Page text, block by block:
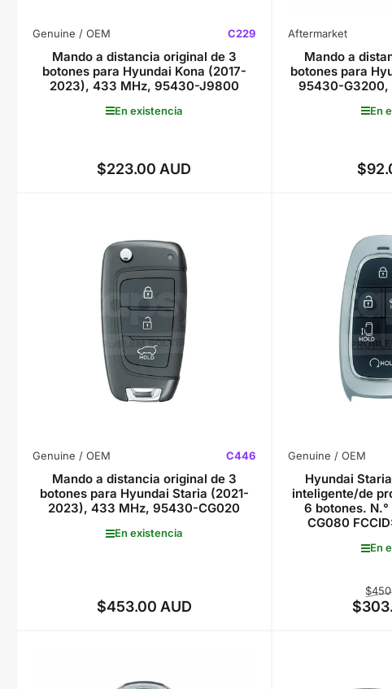
Genuine / OEM C229
Mando a distancia original de 3
botones para Hyundai Kona (2017-
2023), 433 MHz, 95430-J9800
En existencia
Precio
$223.00 AUD
Aftermarket
Mando a
botones para
95430-G3200,
En
Genuine / OEM C446
Mando a distancia original de 3
botones para Hyundai Staria (2021-
2023), 433 MHz, 95430-CG020
En existencia
Precio
$453.00 AUD
Genuine / OEM
Hyundai
inteligente/de
6 botones.
CG080
En